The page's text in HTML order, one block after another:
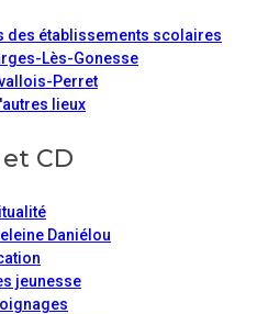
des établissements scolaires
Lès-Gonesse
Perret
lieux
CD
Daniélou
jeunesse